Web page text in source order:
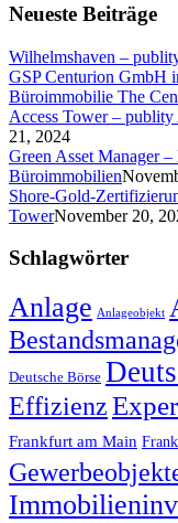
Neueste Beiträge
Wilhelmshaven –
GSP Centurion GmbH
Büroimmobilie The
Access Tower –
21, 2024
Green Asset Manager
Büroimmobilien
Shore-Gold-
TowerNovember 20,
Schlagwörter
Anlage Anlageobjekt
Deutsche Börse
Effizienz
Frankfurt am Main